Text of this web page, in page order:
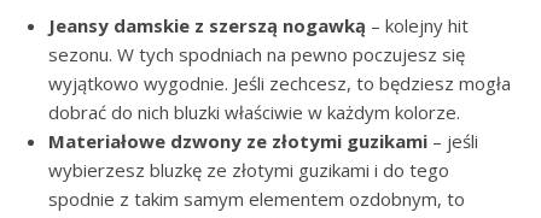
Jeansy damskie z szerszą nogawką – kolejny hit
sezonu. W tych spodniach na pewno poczujesz się
wyjątkowo wygodnie. Jeśli zechcesz, to będziesz mogła
dobrać do nich bluzki właściwie w każdym kolorze.
Materiałowe dzwony ze złotymi guzikami – jeśli
wybierzesz bluzkę ze złotymi guzikami i do tego
spodnie z takim samym elementem ozdobnym, to